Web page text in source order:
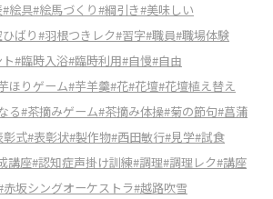
#絵具#絵馬づくり#綱引き#美味しい
ばり#羽根つきレク#習字#職員#職場体験
#臨時入浴#臨時利用#自慢#自由
ほりゲーム#芋羊羹#花#花壇#花壇植え替え
る#茶摘みゲーム#茶摘み体操#菊の節句#菖蒲
彰式#表彰状#製作物#西田敏行#見学#試食
講座#認知症声掛け訓練#調理#調理レク#講座
赤坂シングオーケストラ#越路吹雪